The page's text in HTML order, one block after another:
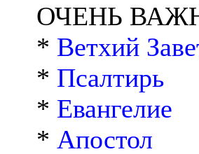
ОЧЕНЬ
* Ветхий
* Псалтирь
* Евангелие
* Апостол